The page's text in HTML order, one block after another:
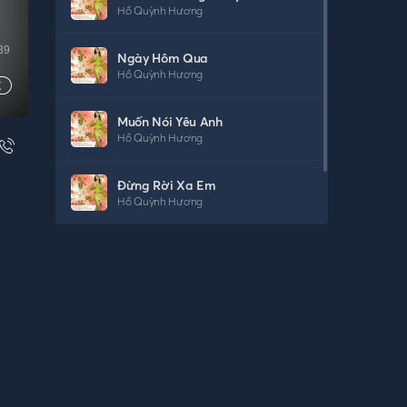
Hồ Quỳnh Hương
Ngày Hôm Qua
Hồ Quỳnh Hương
Muốn Nói Yêu Anh
Hồ Quỳnh Hương
Đừng Rời Xa Em
Hồ Quỳnh Hương